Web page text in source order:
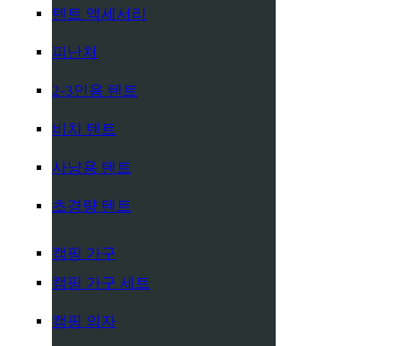
텐트 액세서리
피난처
2-3인용 텐트
비치 텐트
사냥용 텐트
초경량 텐트
캠핑 가구
캠핑 가구 세트
캠핑 의자